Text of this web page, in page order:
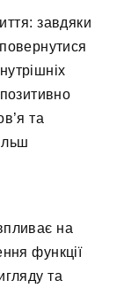
завдяки
та
на
функції
та